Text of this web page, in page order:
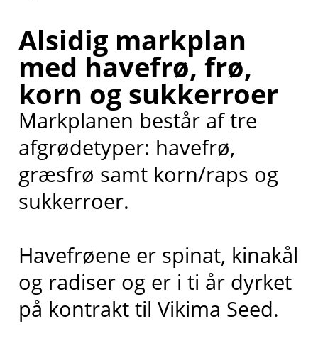
Alsidig markplan
med havefrø, frø,
korn og sukkerroer
Markplanen består af tre
afgrødetyper: havefrø,
græsfrø samt korn/raps og
sukkerroer.
Havefrøene er spinat, kinakål
og radiser og er i ti år dyrket
på kontrakt til Vikima Seed.